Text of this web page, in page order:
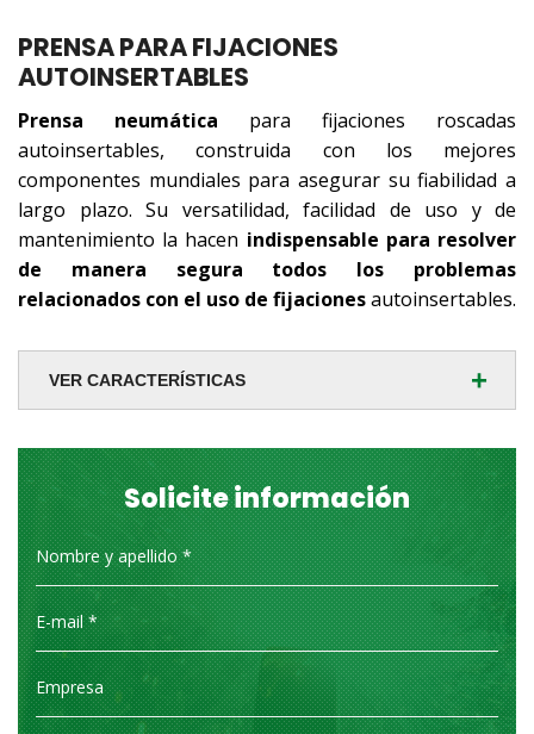
PRENSA PARA FIJACIONES
AUTOINSERTABLES
Prensa neumática para fijaciones roscadas
autoinsertables, construida con los mejores
componentes mundiales para asegurar su fiabilidad a
largo plazo. Su versatilidad, facilidad de uso y de
mantenimiento la hacen indispensable para resolver
de manera segura todos los problemas
relacionados con el uso de fijacionesautoinsertables.
+
VER CARACTERÍSTICAS
Solicite información